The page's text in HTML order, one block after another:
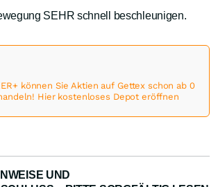
SEHR schnell beschleunigen.
können Sie Aktien auf Gettex schon ab 0
Hier kostenloses Depot eröffnen
UND